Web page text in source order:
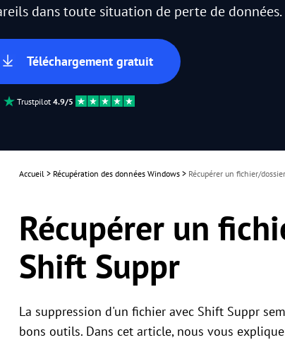
dans toute situation de perte de données.
Téléchargement gratuit
Trustpilot 4.9/5
Accueil > Récupération des données Windows > Récupérer un fichier/
Récupérer un
Shift Suppr
La suppression d'un fichier avec Shift Suppr
bons outils. Dans cet article, nous vous